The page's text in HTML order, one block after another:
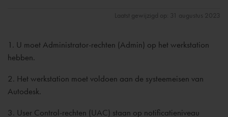
Laatst gewijzigd op: 31 augustus 2023
1. U moet Administrator-rechten (Admin) op het werkstation
hebben.
2. Het werkstation moet voldoen aan de systeemeisen van
Autodesk.
3. User Control-rechten (UAC) staan op notificatieniveau